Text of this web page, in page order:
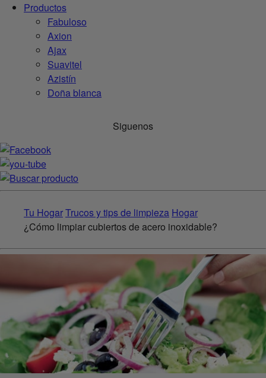
Productos
Fabuloso
Axion
Ajax
Suavitel
Azistín
Doña blanca
Siguenos
Tu HogarTrucos y tips de limpieza Hogar
¿Cómo limpiar cubiertos de acero inoxidable?